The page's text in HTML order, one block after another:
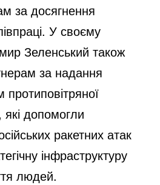
за досягнення
У своєму
Зеленський також
за надання
протиповітряної
допомогли
ракетних атак
інфраструктуру
людей.